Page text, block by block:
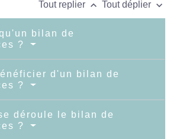
Tout replier keyboard_arrow_up Tout déplier keyboard_arrow_down
bilan de
?
d'un bilan de
?
déroule le bilan de
?